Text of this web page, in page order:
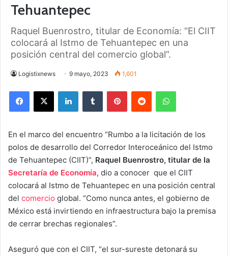
Tehuantepec
Raquel Buenrostro, titular de Economía: “El CIIT
colocará al Istmo de Tehuantepec en una
posición central del comercio global”.
Logistixnews 9 mayo, 2023 1,601
En el marco del encuentro “Rumbo a la licitación de los
polos de desarrollo del Corredor Interoceánico del Istmo
de Tehuantepec (CIIT)”, Raquel Buenrostro, titular de la
Secretaría de Economía, dio a conocer que el CIIT
colocará al Istmo de Tehuantepec en una posición central
del comercio global. “Como nunca antes, el gobierno de
México está invirtiendo en infraestructura bajo la premisa
de cerrar brechas regionales”.
Aseguró que con el CIIT, “el sur-sureste detonará su